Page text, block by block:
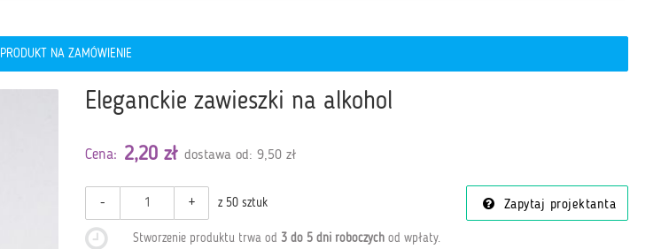
PRODUKT NA ZAMÓWIENIE
Eleganckie zawieszki na alkohol
Cena: 2,20 zł dostawa od: 9,50 zł
- + z 50 sztuk Zapytaj projektanta
Stworzenie produktu trwa od 3 do 5 dni roboczychod wpłaty.